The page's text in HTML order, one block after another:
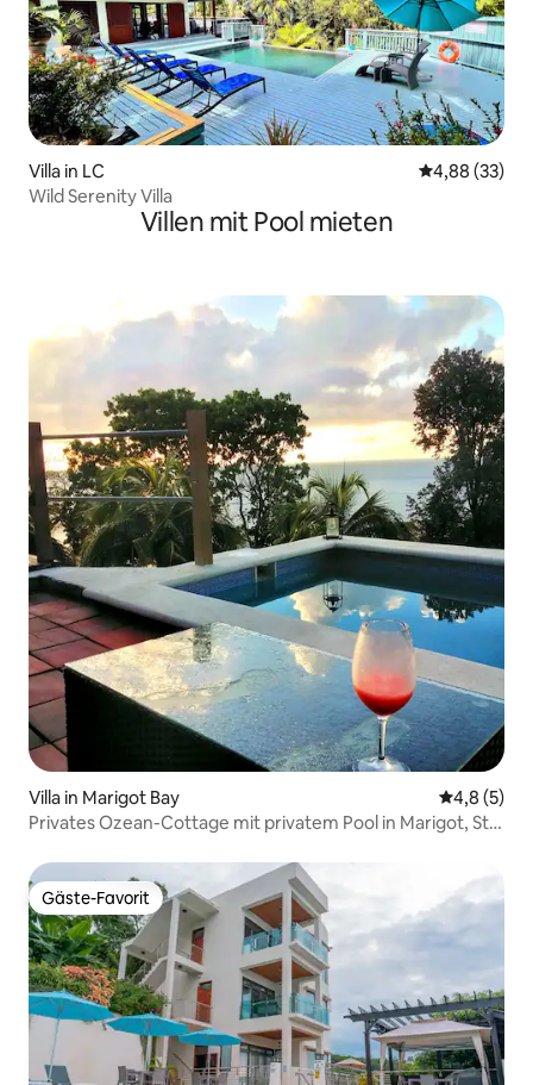
Villa in LC
4,88 (33)
Wild Serenity Villa
Villen mit Pool mieten
Villa in Marigot Bay
4,8 (5)
Privates Ozean-Cottage mit privatem Pool in Marigot, St.
Gäste-Favorit
Gäste-Favorit